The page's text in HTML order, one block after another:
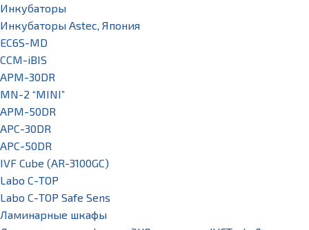
Инкубаторы
Инкубаторы Astec, Япония
EC6S-MD
CCM-iBIS
APM-30DR
MN-2 “MINI”
APM-50DR
APC-30DR
APC-50DR
IVF Cube (AR-3100GC)
Labo С-ТОР
Labo С-ТОР Safe Sens
Ламинарные шкафы